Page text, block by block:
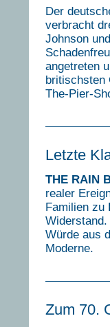
Der
verbracht
Johnson
angetreten
britischsten
The-Pier-
Letzte
THE RAIN
realer
Familien zu
Würde aus
Moderne.
Zum 70.